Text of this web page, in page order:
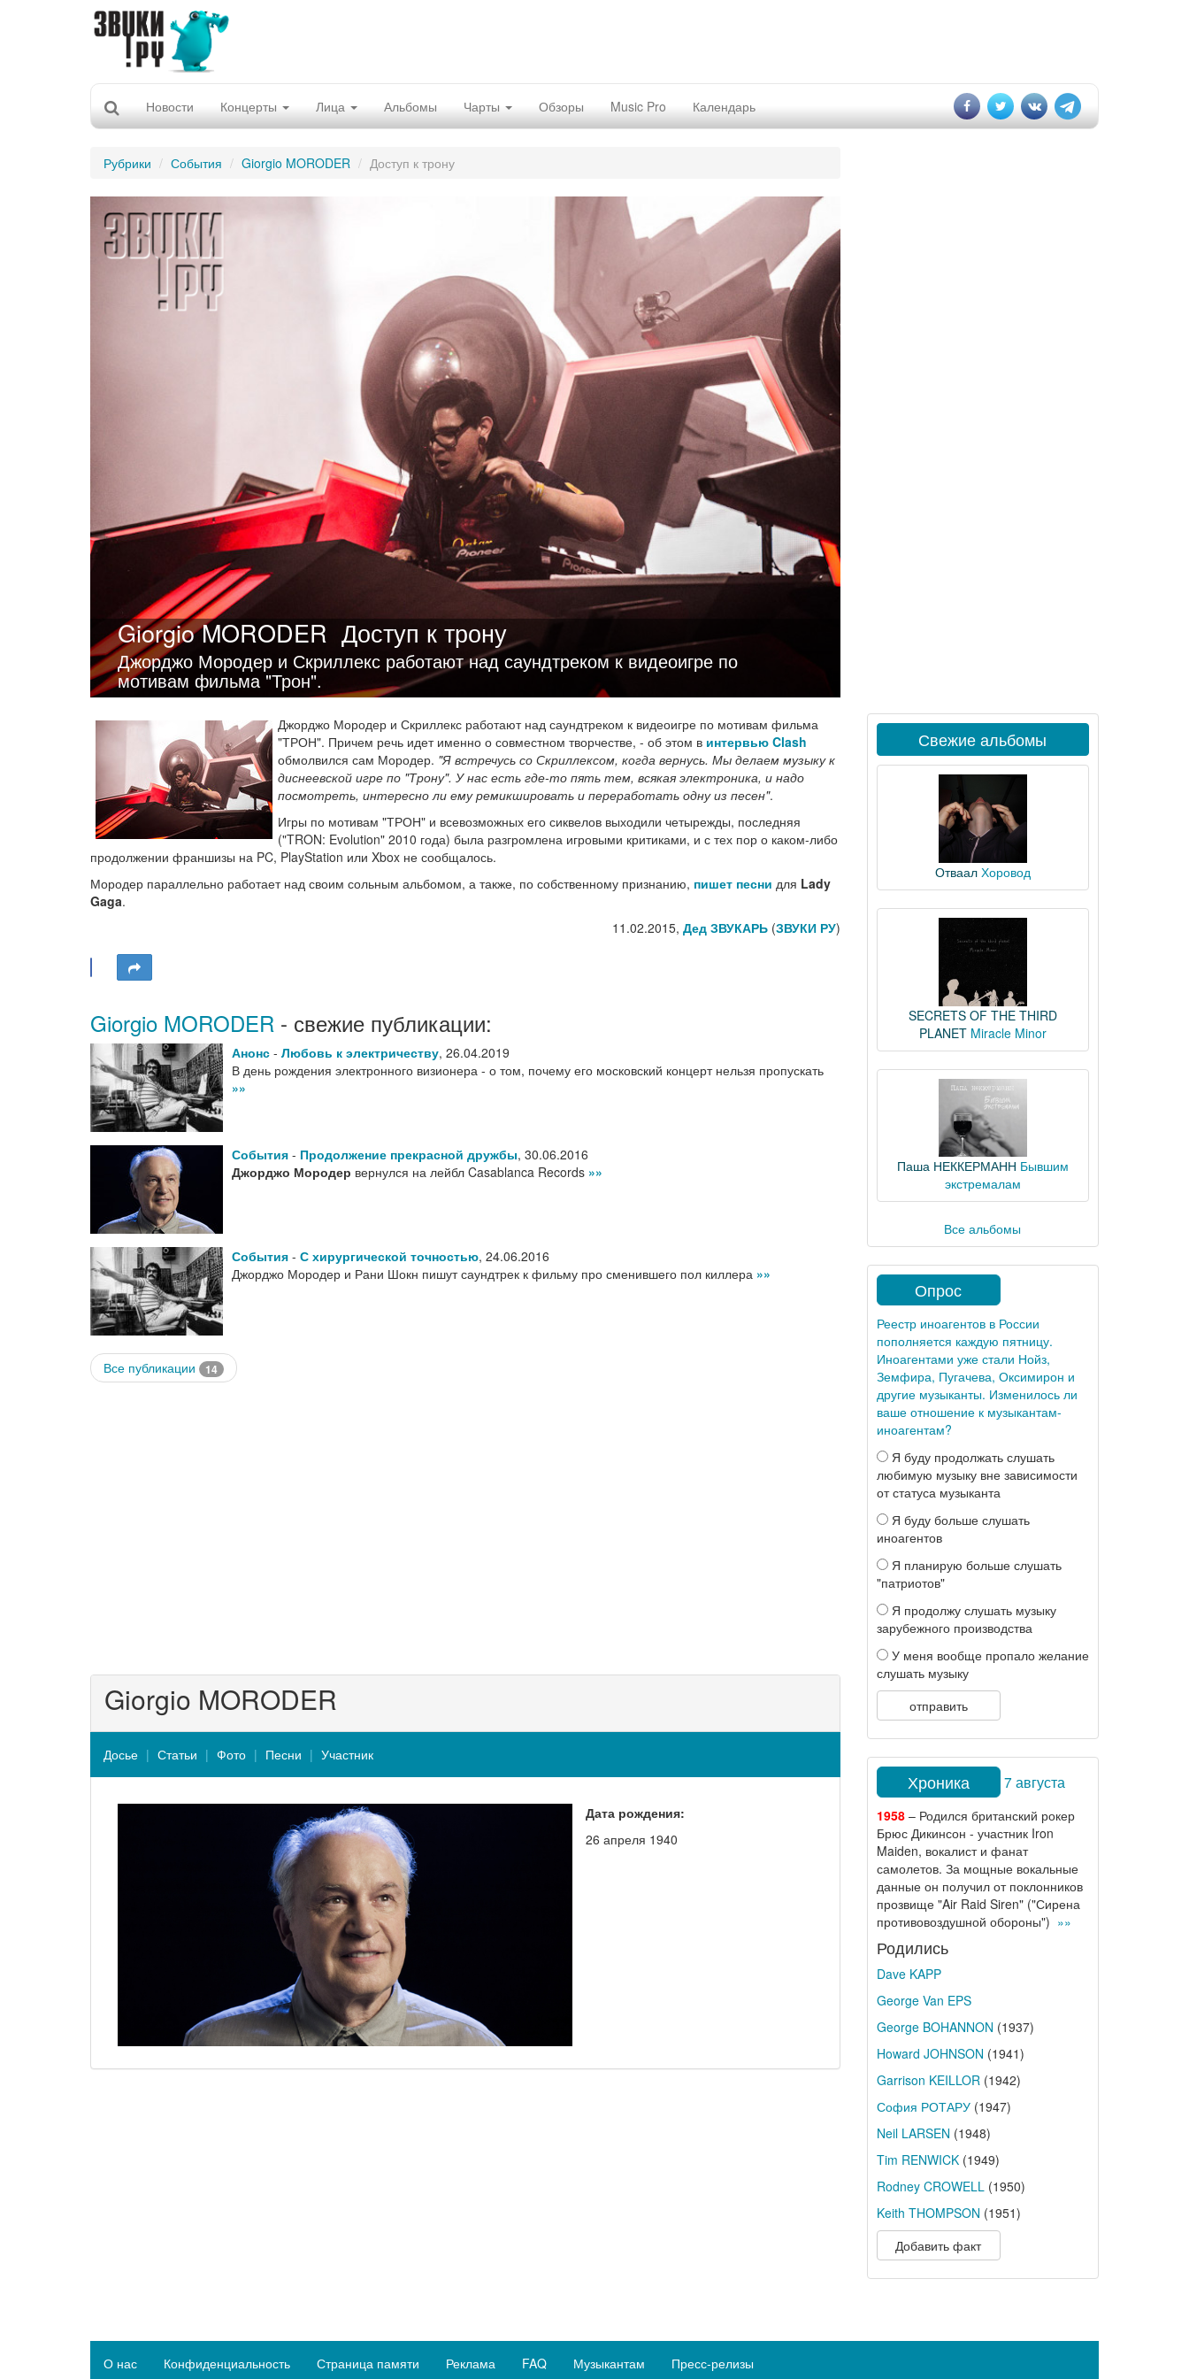
Новости Концерты Лица Альбомы Чарты Обзоры Music Pro Календарь
Рубрики События Giorgio MORODER Доступ к трону
Giorgio MORODER Доступ к трону
Джорджо Мородер и Скриллекс работают над саундтреком к видеоигре по
мотивам фильма "Трон".
Джорджо Мородер и Скриллекс работают над саундтреком к видеоигре по мотивам фильма
"ТРОН". Причем речь идет именно о совместном творчестве, - об этом в интервью Clash
обмолвился сам Мородер. "Я встречусь со Скриллексом, когда вернусь. Мы делаем музыку к
диснеевской игре по "Трону". У нас есть где-то пять тем, всякая электроника, и надо
посмотреть, интересно ли ему ремикшировать и переработать одну из песен".
Игры по мотивам "ТРОН" и всевозможных его сиквелов выходили четырежды, последняя
("TRON: Evolution" 2010 года) была разгромлена игровыми критиками, и с тех пор о каком-либо
продолжении франшизы на PC, PlayStation или Xbox не сообщалось.
Мородер параллельно работает над своим сольным альбомом, а также, по собственному признанию, пишет песни для Lady
Gaga.
11.02.2015, Дед ЗВУКАРЬ(ЗВУКИ РУ)
Giorgio MORODER - свежие публикации:
Анонс - Любовь к электричеству, 26.04.2019
В день рождения электронного визионера - о том, почему его московский концерт нельзя пропускать
»»
События - Продолжение прекрасной дружбы, 30.06.2016
Джорджо Мородер вернулся на лейбл Casablanca Records »»
События - С хирургической точностью, 24.06.2016
Джорджо Мородер и Рани Шокн пишут саундтрек к фильму про сменившего пол киллера »»
Все публикации 14
Giorgio MORODER
Досье Статьи Фото Песни Участник
Дата рождения:
26 апреля 1940
Свежие альбомы
Отваал Хоровод
SECRETS OF THE THIRD
PLANET Miracle Minor
Паша НЕККЕРМАНН Бывшим
экстремалам
Все альбомы
Опрос
Реестр иноагентов в России
пополняется каждую пятницу.
Иноагентами уже стали Нойз,
Земфира, Пугачева, Оксимирон и
другие музыканты. Изменилось ли
ваше отношение к музыкантам-
иноагентам?
Я буду продолжать слушать
любимую музыку вне зависимости
от статуса музыканта
Я буду больше слушать
иноагентов
Я планирую больше слушать
"патриотов"
Я продолжу слушать музыку
зарубежного производства
У меня вообще пропало желание
слушать музыку
отправить
Хроника 7 августа
1958– Родился британский рокер
Брюс Дикинсон - участник Iron
Maiden, вокалист и фанат
самолетов. За мощные вокальные
данные он получил от поклонников
прозвище "Air Raid Siren" ("Сирена
противовоздушной обороны") »»
Родились
Dave KAPP
George Van EPS
George BOHANNON (1937)
Howard JOHNSON (1941)
Garrison KEILLOR(1942)
София РОТАРУ(1947)
Neil LARSEN (1948)
Tim RENWICK(1949)
Rodney CROWELL(1950)
Keith THOMPSON (1951)
Добавить факт
О нас Конфиденциальность Страница памяти Реклама FAQ Музыкантам Пресс-релизы